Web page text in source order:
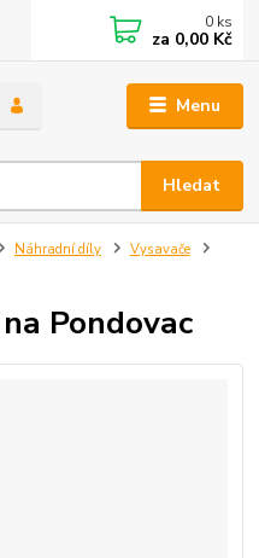
Menu
Hledat
0 ks
za 0,00 Kč
Náhradní díly
Vysavače
Pondovac